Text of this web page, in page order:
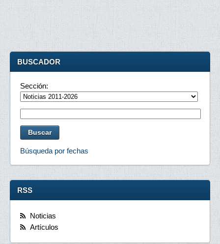
BUSCADOR
Sección:
Búsqueda por fechas
RSS
Noticias
Artículos